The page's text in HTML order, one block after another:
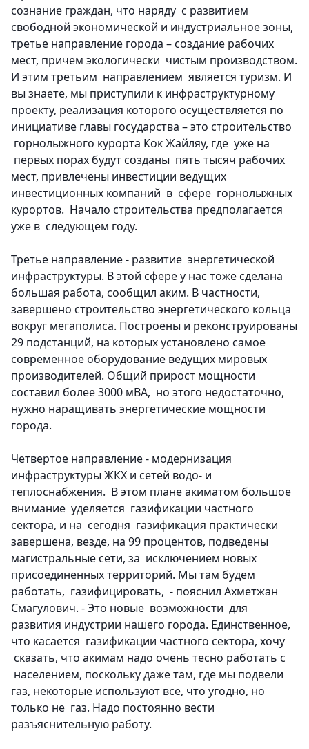
сознание граждан, что наряду с развитием
свободной экономической и индустриальное зоны,
третье направление города – создание рабочих
мест, причем экологически чистым производством.
И этим третьим направлением является туризм. И
вы знаете, мы приступили к инфраструктурному
проекту, реализация которого осуществляется по
инициативе главы государства – это строительство
горнолыжного курорта Кок Жайляу, где уже на
первых порах будут созданы пять тысяч рабочих
мест, привлечены инвестиции ведущих
инвестиционных компаний в сфере горнолыжных
курортов. Начало строительства предполагается
уже в следующем году.
Третье направление - развитие энергетической
инфраструктуры. В этой сфере у нас тоже сделана
большая работа, сообщил аким. В частности,
завершено строительство энергетического кольца
вокруг мегаполиса. Построены и реконструированы
29 подстанций, на которых установлено самое
современное оборудование ведущих мировых
производителей. Общий прирост мощности
составил более 3000 мВА, но этого недостаточно,
нужно наращивать энергетические мощности
города.
Четвертое направление - модернизация
инфраструктуры ЖКХ и сетей водо- и
теплоснабжения. В этом плане акиматом большое
внимание уделяется газификации частного
сектора, и на сегодня газификация практически
завершена, везде, на 99 процентов, подведены
магистральные сети, за исключением новых
присоединенных территорий. Мы там будем
работать, газифицировать, - пояснил Ахметжан
Смагулович. - Это новые возможности для
развития индустрии нашего города. Единственное,
что касается газификации частного сектора, хочу
сказать, что акимам надо очень тесно работать с
населением, поскольку даже там, где мы подвели
газ, некоторые используют все, что угодно, но
только не газ. Надо постоянно вести
разъяснительную работу.